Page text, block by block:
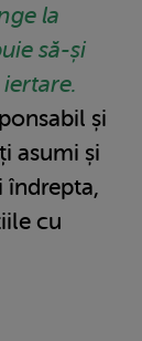
la
să-și
și
asumi și
îndrepta,
cu